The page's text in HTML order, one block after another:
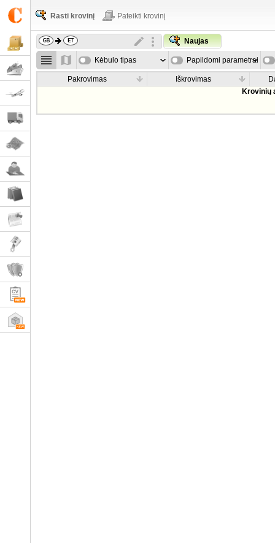
Rasti krovinį Pateikti krovinį
Naujas
Kėbulo tipas Papildomi parametrai
Pakrovimas Iškrovimas
Krovinių